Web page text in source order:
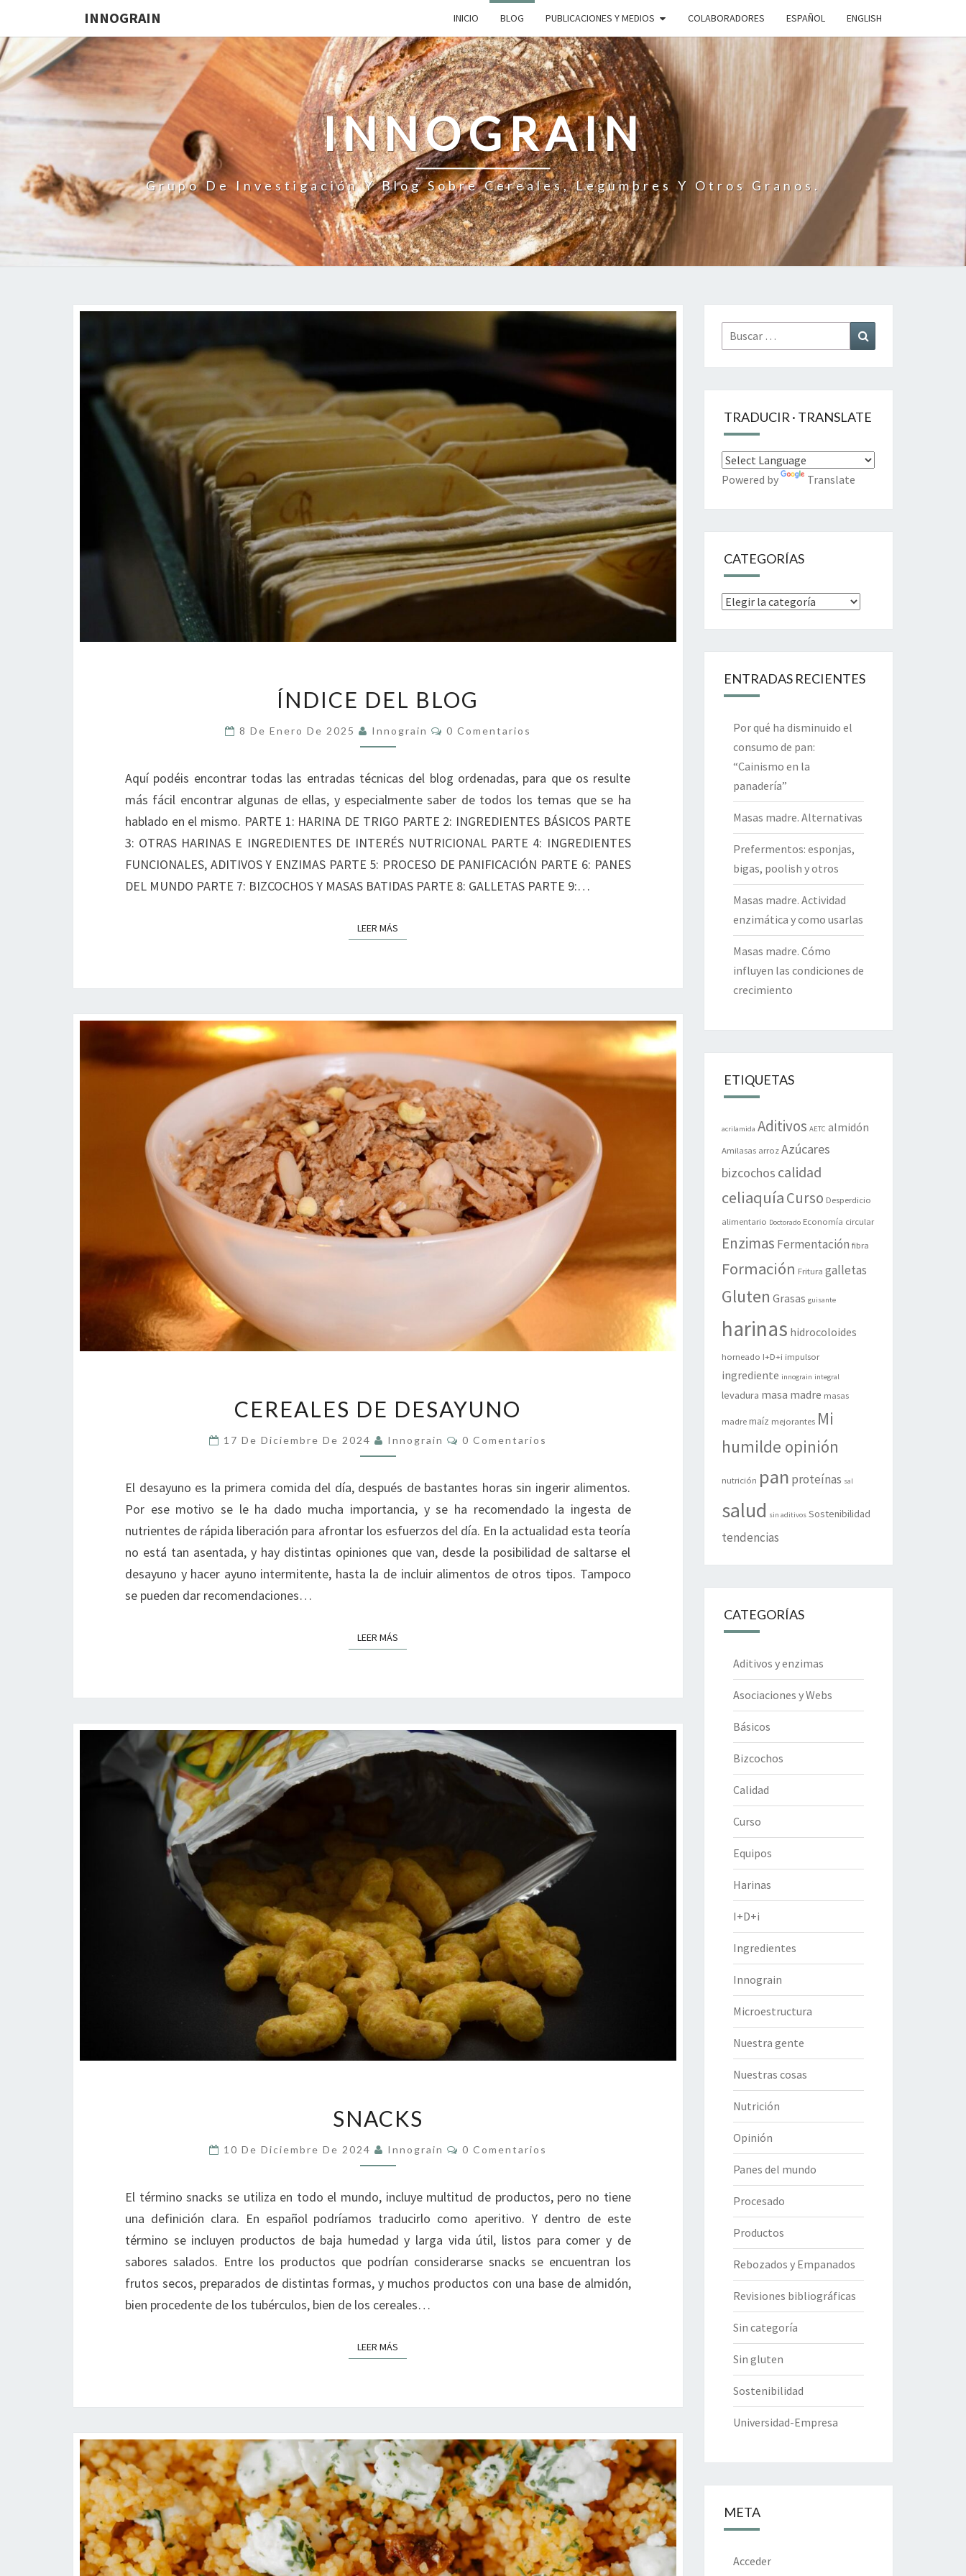
INNOGRAIN INICIO BLOG PUBLICACIONES Y MEDIOS COLABORADORES ESPAÑOL ENGLISH
INNOGRAIN
Grupo De Investigación Y Blog Sobre Cereales, Legumbres Y Otros Granos.
Blog
DEL
ÍNDICE DEL BLOG
8 De Enero De 2025 Innograin Comentarios
0 Comentarios
Aquí podéis encontrar todas las entradas técnicas del blog ordenadas, para que os resulte
más fácil encontrar algunas de ellas, y especialmente saber de todos los temas que se ha
hablado en el mismo. PARTE 1: HARINA DE TRIGO PARTE 2: INGREDIENTES BÁSICOS PARTE
3: OTRAS HARINAS E INGREDIENTES DE INTERÉS NUTRICIONAL PARTE 4: INGREDIENTES
FUNCIONALES, ADITIVOS Y ENZIMAS PARTE 5: PROCESO DE PANIFICACIÓN PARTE 6: PANES
DEL MUNDO PARTE 7: BIZCOCHOS Y MASAS BATIDAS PARTE 8: GALLETAS PARTE 9:…
LEER MÁS
DE
DESAYUNO
CEREALES DE DESAYUNO
17 De Diciembre De 2024 Innograin Comentarios
0 Comentarios
El desayuno es la primera comida del día, después de bastantes horas sin ingerir alimentos.
Por ese motivo se le ha dado mucha importancia, y se ha recomendado la ingesta de
nutrientes de rápida liberación para afrontar los esfuerzos del día. En la actualidad esta teoría
no está tan asentada, y hay distintas opiniones que van, desde la posibilidad de saltarse el
desayuno y hacer ayuno intermitente, hasta la de incluir alimentos de otros tipos. Tampoco
se pueden dar recomendaciones…
LEER MÁS
SNACKS
10 De Diciembre De 2024 Innograin Comentarios
0 Comentarios
El término snacks se utiliza en todo el mundo, incluye multitud de productos, pero no tiene
una definición clara. En español podríamos traducirlo como aperitivo. Y dentro de este
término se incluyen productos de baja humedad y larga vida útil, listos para comer y de
sabores salados. Entre los productos que podrían considerarse snacks se encuentran los
frutos secos, preparados de distintas formas, y muchos productos con una base de almidón,
bien procedente de los tubérculos, bien de los cereales…
LEER MÁS
Buscar
por:
TRADUCIR · TRANSLATE
Powered by Translate
CATEGORÍAS
Categorías
ENTRADAS RECIENTES
Por qué ha disminuido el
consumo de pan:
“Cainismo en la
panadería”
Masas madre. Alternativas
Prefermentos: esponjas,
bigas, poolish y otros
Masas madre. Actividad
enzimática y como usarlas
Masas madre. Cómo
influyen las condiciones de
crecimiento
ETIQUETAS
acrilamida Aditivos AETC almidón
Amilasas arroz Azúcares
bizcochos calidad
celiaquíaCurso Desperdicio
alimentario Doctorado Economía circular
Enzimas Fermentación fibra
Formación Fritura galletas
Gluten Grasas guisante
harinas hidrocoloides
horneado I+D+i impulsor
ingrediente innograin integral
levadura masa madre masas
madre maíz mejorantes Mi
humilde opinión
nutrición pan proteínas sal
salud sin aditivos Sostenibilidad
tendencias
CATEGORÍAS
Aditivos y enzimas
Asociaciones y Webs
Básicos
Bizcochos
Calidad
Curso
Equipos
Harinas
I+D+i
Ingredientes
Innograin
Microestructura
Nuestra gente
Nuestras cosas
Nutrición
Opinión
Panes del mundo
Procesado
Productos
Rebozados y Empanados
Revisiones bibliográficas
Sin categoría
Sin gluten
Sostenibilidad
Universidad-Empresa
META
Acceder